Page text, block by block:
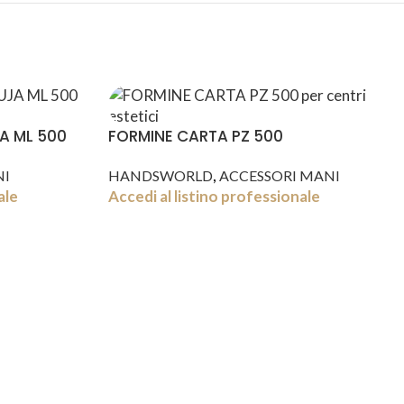
ML 500 FORMINE CARTA PZ 500
HANDSWORLD, ACCESSORI MANI
Accedi al listino professionale